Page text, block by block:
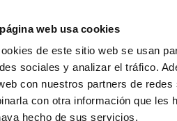
web usa cookies
de este sitio web se usan
sociales y analizar el tráfico.
con nuestros partners de
con otra información que les
hecho de sus servicios.